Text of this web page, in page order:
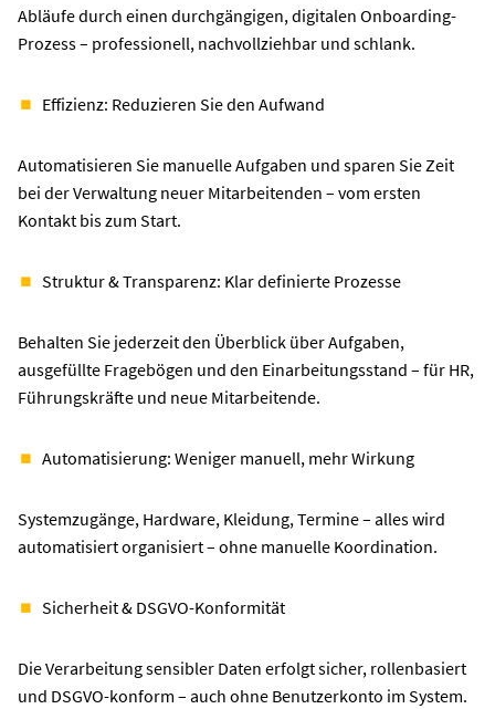
Abläufe durch einen durchgängigen, digitalen Onboarding-
Prozess – professionell, nachvollziehbar und schlank.
Effizienz: Reduzieren Sie den Aufwand
Automatisieren Sie manuelle Aufgaben und sparen Sie Zeit
bei der Verwaltung neuer Mitarbeitenden – vom ersten
Kontakt bis zum Start.
Struktur & Transparenz: Klar definierte Prozesse
Behalten Sie jederzeit den Überblick über Aufgaben,
ausgefüllte Fragebögen und den Einarbeitungsstand – für HR,
Führungskräfte und neue Mitarbeitende.
Automatisierung: Weniger manuell, mehr Wirkung
Systemzugänge, Hardware, Kleidung, Termine – alles wird
automatisiert organisiert – ohne manuelle Koordination.
Sicherheit & DSGVO-Konformität
Die Verarbeitung sensibler Daten erfolgt sicher, rollenbasiert
und DSGVO-konform – auch ohne Benutzerkonto im System.